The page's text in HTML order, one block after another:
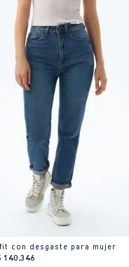
con desgaste para mujer
140.346